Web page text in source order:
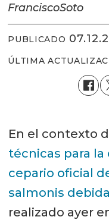
FranciscoSoto
PUBLICADO
ÚLTIMA
En el contexto
técnicas para
cepario oficial
salmonis
realizado ayer